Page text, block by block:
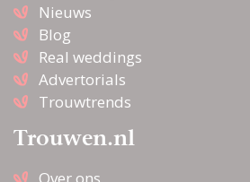
Nieuws
Blog
Real weddings
Advertorials
Trouwtrends
Trouwen.nl
Over ons